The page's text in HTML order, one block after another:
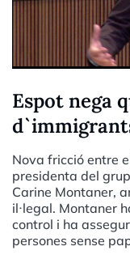
Espot nega
Nova fricció entre
presidenta del
Carine Montaner,
il·legal. Montaner
control i ha
persones sense